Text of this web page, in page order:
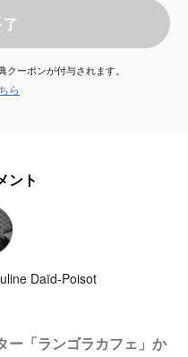
ーポンが付与されます。
ら
ント
Daïd-Poisot
ー「ランゴラカフェ」か